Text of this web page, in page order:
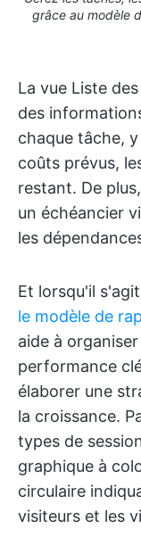
grâce au modèle
La vue Liste
des
chaque tâche,
coûts prévus,
restant. De
un échéancier
les
Et lorsqu'il
le modèle de
aide à
performance
élaborer une
la croissance.
types de
graphique à
circulaire
visiteurs et les